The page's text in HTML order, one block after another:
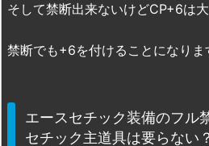
そして禁断出来ないけどCP+6は大
禁断でも+6を付けることになりま
エースセチック装備のフル
セチック主道具は要らない？